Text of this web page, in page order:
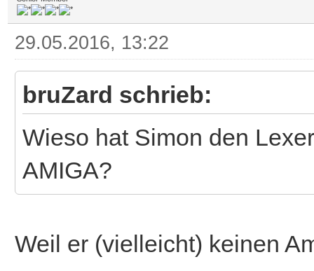
29.05.2016, 13:22
bruZard schrieb:
Wieso hat Simon den
AMIGA?
Weil er (vielleicht) keinen